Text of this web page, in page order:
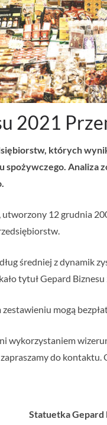
2021
których
spożywczego. Analiza
12 grudnia
średniej z dynamik
tytuł Gepard Biznesu
mogą
wykorzystaniem
do kontaktu.
Statuetka Gepard